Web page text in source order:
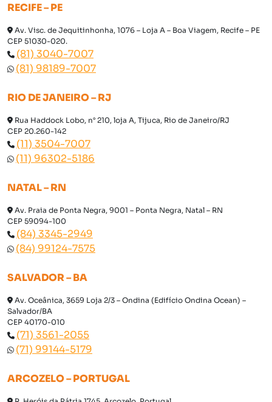
RECIFE – PE
Av. Visc. de Jequitinhonha, 1076 – Loja A – Boa Viagem, Recife – PE
CEP 51030-020.
(81) 3040-7007
(81) 98189-7007
RIO DE JANEIRO – RJ
Rua Haddock Lobo, n° 210, loja A, Tijuca, Rio de Janeiro/RJ
CEP 20.260-142
(11) 3504-7007
(11) 96302-5186
NATAL – RN
Av. Praia de Ponta Negra, 9001 – Ponta Negra, Natal – RN
CEP 59094-100
(84) 3345-2949
(84) 99124-7575
SALVADOR – BA
Av. Oceânica, 3659 Loja 2/3 – Ondina (Edifício Ondina Ocean) –
Salvador/BA
CEP 40170-010
(71) 3561-2055
(71) 99144-5179
ARCOZELO – PORTUGAL